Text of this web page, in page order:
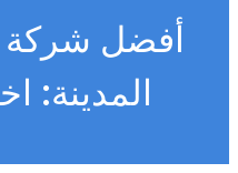
أفضل
المدينة: